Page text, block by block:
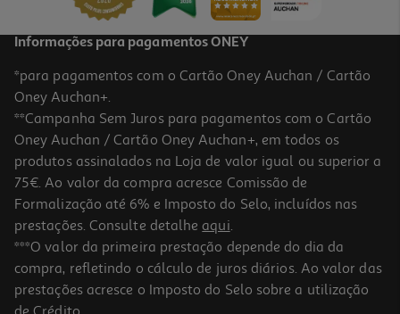
Informações para pagamentos ONEY
*para pagamentos com o Cartão Oney Auchan / Cartão
Oney Auchan+.
**Campanha Sem Juros para pagamentos com o Cartão
Oney Auchan / Cartão Oney Auchan+, em todos os
produtos assinalados na Loja de valor igual ou superior a
75€. Ao valor da compra acresce Comissão de
Formalização até 6% e Imposto do Selo, incluídos nas
prestações. Consulte detalhe aqui.
***O valor da primeira prestação depende do dia da
compra, refletindo o cálculo de juros diários. Ao valor das
prestações acresce o Imposto do Selo sobre a utilização